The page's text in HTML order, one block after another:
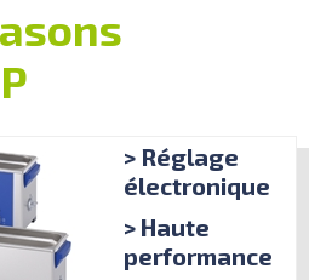
> Réglage
électronique
> Haute
performance